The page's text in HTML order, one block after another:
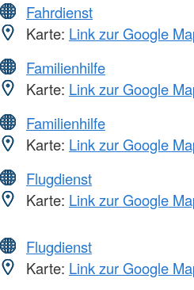
Fahrdienst
Karte: Link zur Google
Familienhilfe
Karte: Link zur Google
Familienhilfe
Karte: Link zur Google
Flugdienst
Karte: Link zur Google
Flugdienst
Karte: Link zur Google